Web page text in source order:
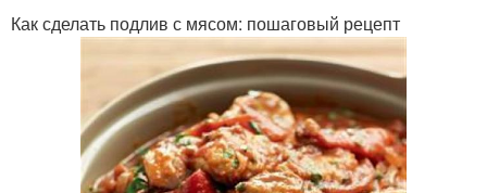
Как сделать подлив с мясом: пошаговый рецепт